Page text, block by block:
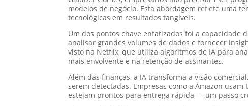
modelos de negócio. Esta abordagem reflete uma
tecnológicas em resultados tangíveis.
Um dos pontos chave enfatizados foi a capacidade
analisar grandes volumes de dados e fornecer
visto na Netflix, que utiliza algoritmos de IA para
mais envolvente e na retenção de assinantes.
Além das finanças, a IA transforma a visão
serem detectadas. Empresas como a Amazon
estejam prontos para entrega rápida — um passo